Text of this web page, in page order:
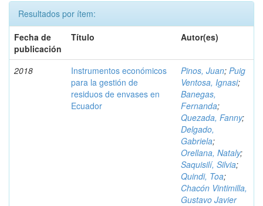
Resultados por ítem:
Fecha de
publicación
Título Autor(es)
2018
Instrumentos económicos
para la gestión de
residuos de envases en
Ecuador
Pinos, Juan; Puig
Ventosa, Ignasi;
Banegas,
Fernanda;
Quezada, Fanny;
Delgado,
Gabriela;
Orellana, Nataly;
Saquisilí, Silvia;
Quindi, Toa;
Chacón Vintimilla,
Gustavo Javier